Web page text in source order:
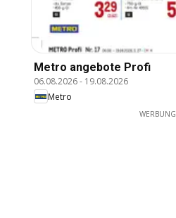
Metro angebote Profi
06.08.2026- 19.08.2026
Metro
WERBUNG